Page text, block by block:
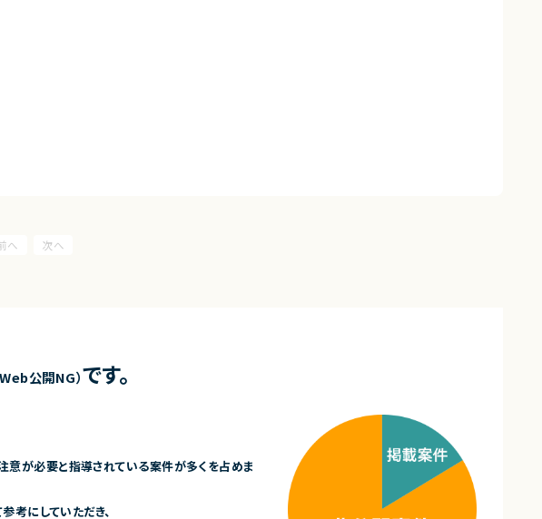
Web公開NG）です。
が必要と指導されている案件が多くを占めま
考にしていただき、